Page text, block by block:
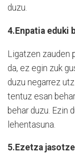
duzu.
4.Enpatia eduki
Ligatzen zauden
da, ez egin zuk
duzu negarrez
tentuz esan
behar duzu. Ezin
lehentasuna.
5.Ezetza